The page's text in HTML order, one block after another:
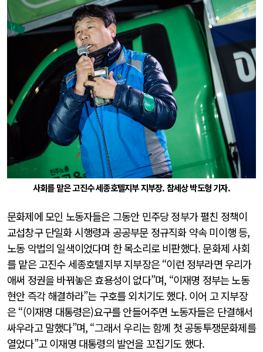
사회를 맡은 고진수 세종호텔지부 지부장. 참세상 박도형 기자.
문화제에 모인 노동자들은 그동안 민주당 정부가 펼친 정책이
교섭창구 단일화 시행령과 공공부문 정규직화 약속 미이행 등,
노동 악법의 일색이었다며 한 목소리로 비판했다. 문화제 사회
를 맡은 고진수 세종호텔지부 지부장은 “이런 정부라면 우리가
애써 정권을 바꿔놓은 효용성이 없다”며, “이재명 정부는 노동
현안 즉각 해결하라”는 구호를 외치기도 했다. 이어 고 지부장
은 “(이재명 대통령은)요구를안들어주면 노동자들은 단결해서
싸우라고 말했다”며, “그래서 우리는 함께 첫 공동투쟁문화제를
열었다”고 이재명 대통령의 발언을 꼬집기도 했다.